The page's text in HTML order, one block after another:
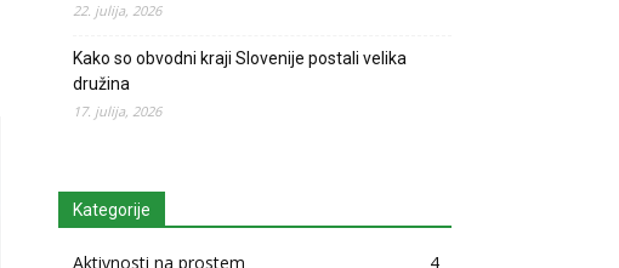
22. julija, 2026
Kako so obvodni kraji Slovenije postali velika
družina
17. julija, 2026
Kategorije
Aktivnosti na prostem
4